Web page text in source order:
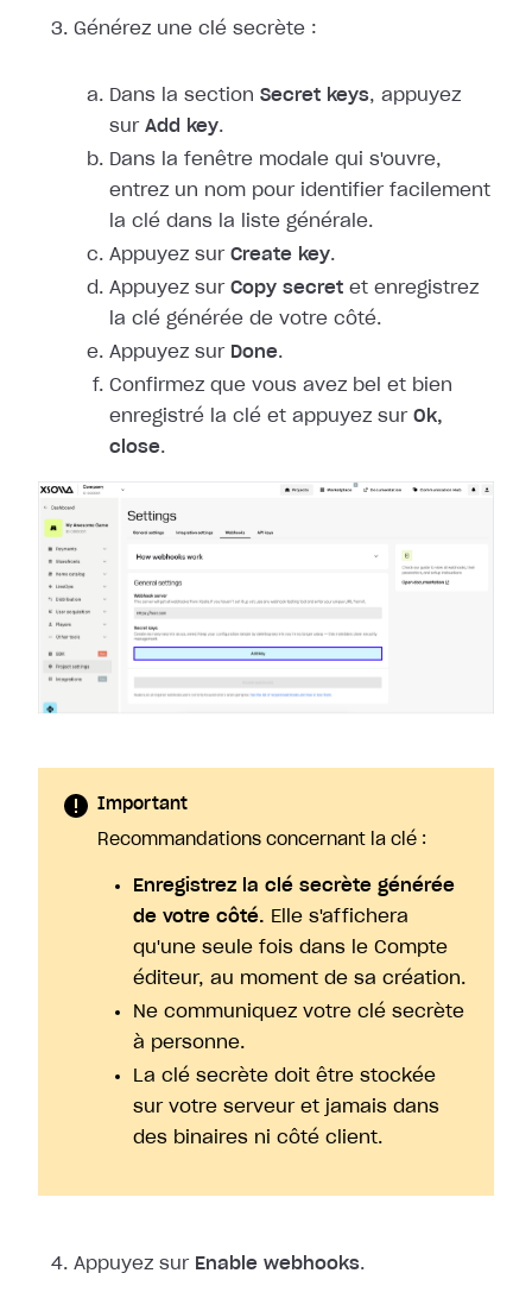
Générez une clé secrète :
Dans la section Secret keys, appuyez
sur Add key.
Dans la fenêtre modale qui s'ouvre,
entrez un nom pour identifier facilement
la clé dans la liste générale.
Appuyez sur Create key.
Appuyez sur Copy secret et enregistrez
la clé générée de votre côté.
Appuyez sur Done.
Confirmez que vous avez bel et bien
enregistré la clé et appuyez sur Ok,
close.
Important
Recommandations concernant la clé :
Enregistrez la clé secrète générée
de votre côté. Elle s'affichera
qu'une seule fois dans le Compte
éditeur, au moment de sa création.
Ne communiquez votre clé secrète
à personne.
La clé secrète doit être stockée
sur votre serveur et jamais dans
des binaires ni côté client.
Appuyez sur Enable webhooks.